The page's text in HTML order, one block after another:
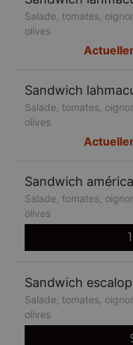
Salade, tomates,
olives
Sandwich
Salade, tomates,
olives
Sandwich
Salade, tomates,
olives
Sandwich
Salade, tomates,
olives